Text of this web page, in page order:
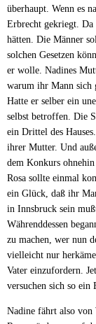
überhaupt. Wenn es
Erbrecht gekriegt. Da
hätten. Die Männer
solchen Gesetzen
er wolle. Nadines
warum ihr Mann sich
Hatte er selber ein
selbst betroffen. Die
ein Drittel des
ihrer Mutter. Und
dem Konkurs
Rosa sollte einmal
ein Glück, daß ihr
in Innsbruck sein
Währenddessen
zu machen, wer nun
vielleicht nur
Vater einzufordern.
versuchen sich so ein
Nadine fährt also von